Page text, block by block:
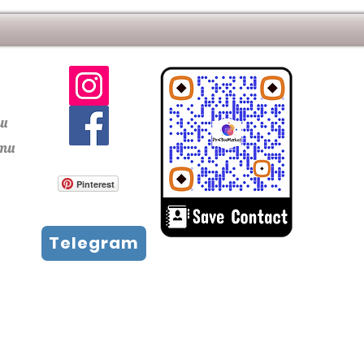
Это придает
и состав глины.
Pinterest
Telegram